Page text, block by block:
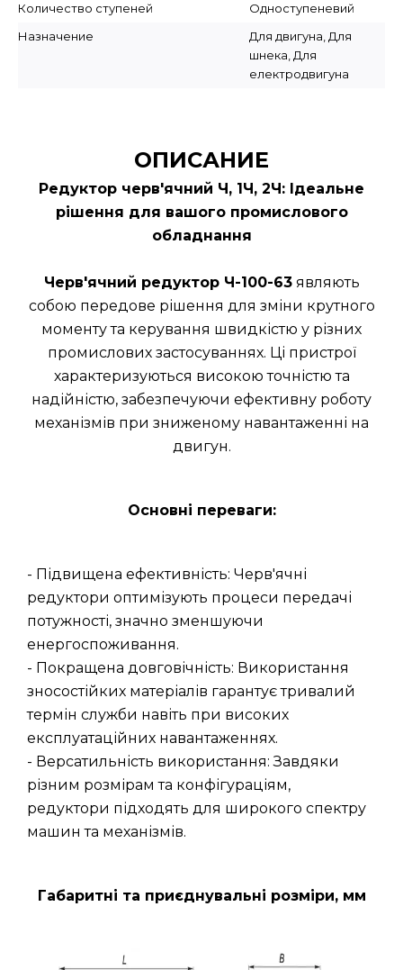
Количество ступеней
Одноступеневий
Назначение
Для двигуна, Для
шнека, Для
електродвигуна
ОПИСАНИЕ
Редуктор черв'ячний Ч, 1Ч, 2Ч: Ідеальне
рішення для вашого промислового
обладнання
Черв'ячний редуктор Ч-100-63являють
собою передове рішення для зміни крутного
моменту та керування швидкістю у різних
промислових застосуваннях. Ці пристрої
характеризуються високою точністю та
надійністю, забезпечуючи ефективну роботу
механізмів при зниженому навантаженні на
двигун.
Основні переваги:
- Підвищена ефективність: Черв'ячні
редуктори оптимізують процеси передачі
потужності, значно зменшуючи
енергоспоживання.
- Покращена довговічність: Використання
зносостійких матеріалів гарантує тривалий
термін служби навіть при високих
експлуатаційних навантаженнях.
- Версатильність використання: Завдяки
різним розмірам та конфігураціям,
редуктори підходять для широкого спектру
машин та механізмів.
Габаритні та приєднувальні розміри, мм